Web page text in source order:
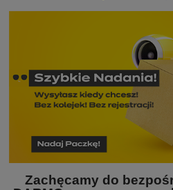
Zachęcamy do